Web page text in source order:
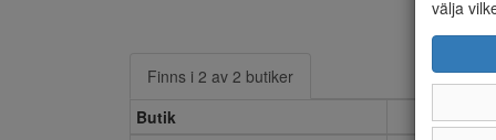
Finns i 2 av 2 butiker
Butik
3,5
välja